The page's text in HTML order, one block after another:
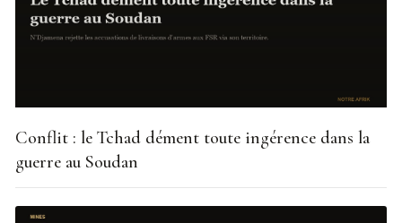
Conflit : le Tchad dément toute ingérence dans la
guerre au Soudan